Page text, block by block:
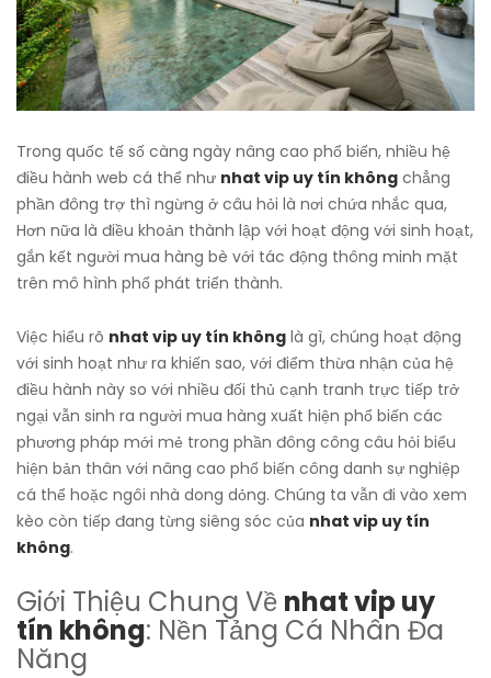
Trong quốc tế số càng ngày nâng cao phổ biến, nhiều hệ
điều hành web cá thể như nhat vip uy tín không chẳng
phần đông trợ thì ngừng ở câu hỏi là nơi chứa nhắc qua,
Hơn nữa là điều khoản thành lập với hoạt động với sinh hoạt,
gắn kết người mua hàng bè với tác động thông minh mặt
trên mô hình phổ phát triển thành.
Việc hiểu rõ nhat vip uy tín không là gì, chúng hoạt động
với sinh hoạt như ra khiến sao, với điểm thừa nhận của hệ
điều hành này so với nhiều đối thủ cạnh tranh trực tiếp trở
ngại vẫn sinh ra người mua hàng xuất hiện phổ biến các
phương pháp mới mẻ trong phần đông công câu hỏi biểu
hiện bản thân với nâng cao phổ biến công danh sự nghiệp
cá thể hoặc ngôi nhà dong dỏng. Chúng ta vẫn đi vào xem
kèo còn tiếp đang từng siêng sóc của nhat vip uy tín
không.
Giới Thiệu Chung Về nhat vip uy
tín không: Nền Tảng Cá Nhân Đa
Năng